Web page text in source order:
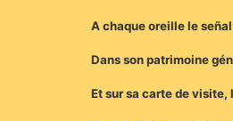
A chaque oreille le
Dans son patrimoine
Et sur sa carte de visite,